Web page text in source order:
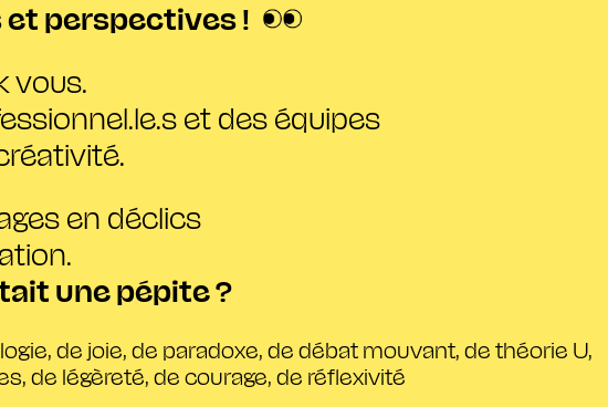
et perspectives !
vous.
et des équipes
en déclics
une pépite ?
de joie, de paradoxe, de débat mouvant, de théorie U,
de légèreté, de courage, de réflexivité